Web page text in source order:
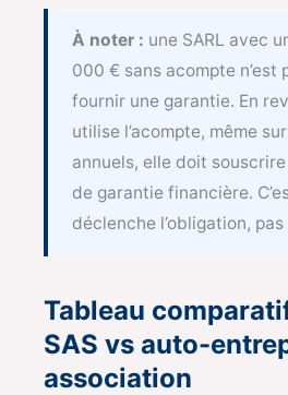
À noter : une SARL avec
000 € sans acompte n’est
fournir une garantie. En
utilise l’acompte, même
annuels, elle doit
de garantie financière.
déclenche l’obligation,
Tableau
SAS vs auto-
association